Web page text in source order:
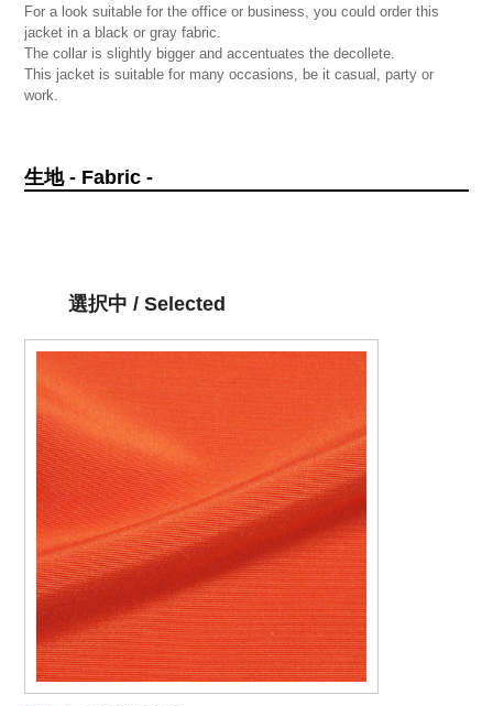
For a look suitable for the office or business, you could order this
jacket in a black or gray fabric.
The collar is slightly bigger and accentuates the decollete.
This jacket is suitable for many occasions, be it casual, party or
work.
生地 - Fabric -
選択中 / Selected